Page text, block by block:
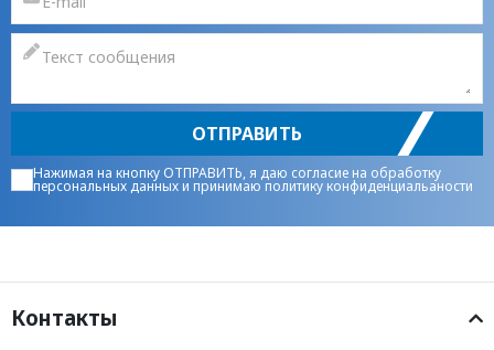
ОТПРАВИТЬ
Нажимая на кнопку ОТПРАВИТЬ, я даю согласие на обработку
персональных данныхи принимаюполитику конфиденциальаности
Контакты